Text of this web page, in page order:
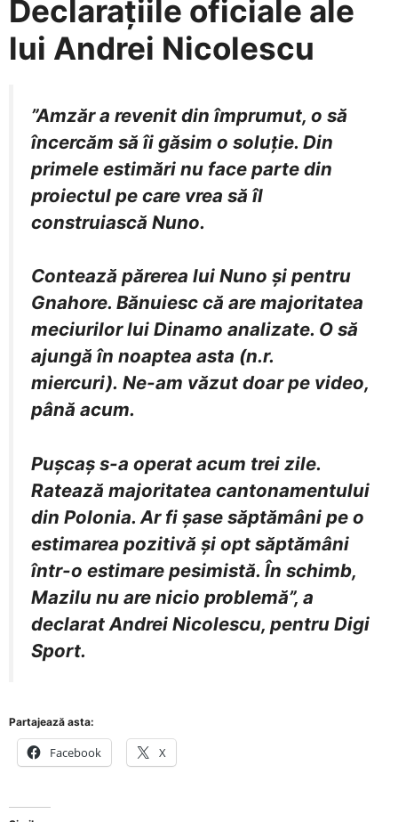
Declarațiile oficiale ale
lui Andrei Nicolescu
”Amzăr a revenit din împrumut, o să
încercăm să îi găsim o soluție. Din
primele estimări nu face parte din
proiectul pe care vrea să îl
construiască Nuno.
Contează părerea lui Nuno și pentru
Gnahore. Bănuiesc că are majoritatea
meciurilor lui Dinamo analizate. O să
ajungă în noaptea asta (n.r.
miercuri). Ne-am văzut doar pe video,
până acum.
Pușcaș s-a operat acum trei zile.
Ratează majoritatea cantonamentului
din Polonia. Ar fi șase săptămâni pe o
estimarea pozitivă și opt săptămâni
într-o estimare pesimistă. În schimb,
Mazilu nu are nicio problemă”, a
declarat Andrei Nicolescu, pentru Digi
Sport.
Partajează asta:
Facebook X